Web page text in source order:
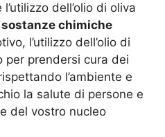
dell’olio di oliva
chimiche
l’utilizzo dell’olio di
per prendersi cura dei
l’ambiente e
la salute di persone e
del vostro nucleo